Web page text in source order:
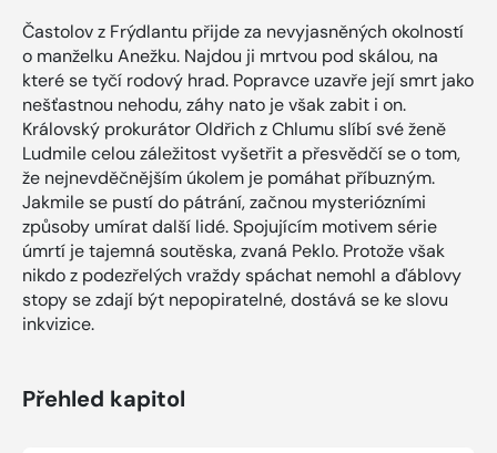
Častolov z Frýdlantu přijde za nevyjasněných okolností
o manželku Anežku. Najdou ji mrtvou pod skálou, na
které se tyčí rodový hrad. Popravce uzavře její smrt jako
nešťastnou nehodu, záhy nato je však zabit i on.
Královský prokurátor Oldřich z Chlumu slíbí své ženě
Ludmile celou záležitost vyšetřit a přesvědčí se o tom,
že nejnevděčnějším úkolem je pomáhat příbuzným.
Jakmile se pustí do pátrání, začnou mysteriózními
způsoby umírat další lidé. Spojujícím motivem série
úmrtí je tajemná soutěska, zvaná Peklo. Protože však
nikdo z podezřelých vraždy spáchat nemohl a ďáblovy
stopy se zdají být nepopiratelné, dostává se ke slovu
inkvizice.
Přehled kapitol